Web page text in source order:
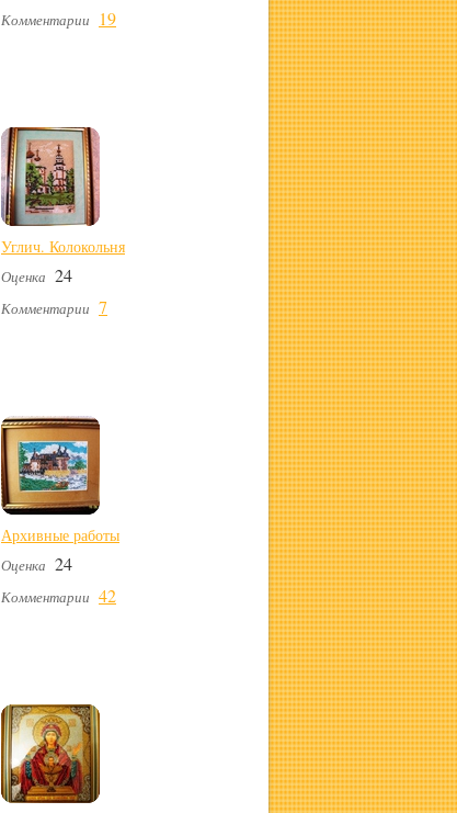
Комментарии 19
Углич. Колокольня
Оценка 24
Комментарии 7
Архивные работы
Оценка 24
Комментарии 42